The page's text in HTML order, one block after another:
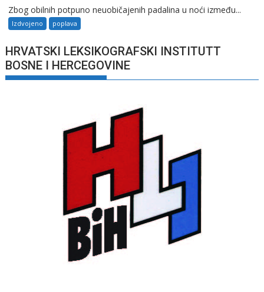
Zbog obilnih potpuno neuobičajenih padalina u noći između...
Izdvojeno poplava
HRVATSKI LEKSIKOGRAFSKI INSTITUTT
BOSNE I HERCEGOVINE